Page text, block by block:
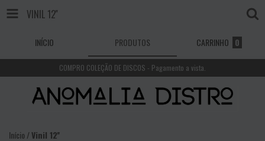
VINIL 12''
INÍCIO PRODUTOS CARRINHO 0
COMPRO COLEÇÃO DE DISCOS - Pagamento a vista.
Início /Vinil 12''